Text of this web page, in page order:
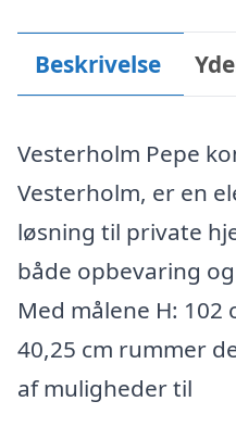
Beskrivelse
Vesterholm Pepe
Vesterholm, er en
løsning til private
både opbevaring
Med målene H: 102
40,25 cm rummer
af muligheder til